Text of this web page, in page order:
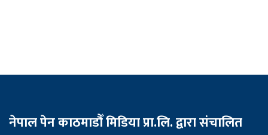
नेपाल पेन काठमाडौँ मिडिया प्रा.लि. द्वारा संचालित